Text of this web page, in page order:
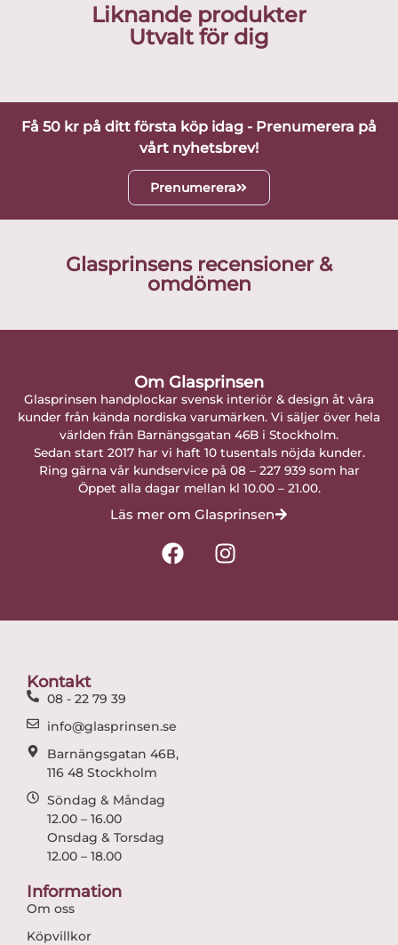
Liknande produkter
Utvalt för dig
Få 50 kr på ditt första köp idag - Prenumerera på
vårt nyhetsbrev!
Prenumerera
Glasprinsens recensioner &
omdömen
Om Glasprinsen
Glasprinsen handplockar svensk interiör & design åt våra
kunder från kända nordiska varumärken. Vi säljer över hela
världen från Barnängsgatan 46B i Stockholm.
Sedan start 2017 har vi haft 10 tusentals nöjda kunder.
Ring gärna vår kundservice på 08 – 227 939 som har
Öppet alla dagar mellan kl 10.00 – 21.00.
Läs mer om Glasprinsen
F
a
I
n
Kontakt
08 - 22 79 39
info@glasprinsen.se
Barnängsgatan 46B,
116 48 Stockholm
Söndag & Måndag
12.00 – 16.00
Onsdag & Torsdag
12.00 – 18.00
Information
Om oss
Köpvillkor